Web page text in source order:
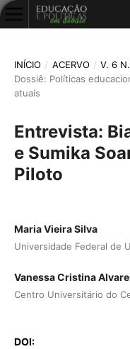
INÍCIO / ACERVO / V. 6
Dossiê: Políticas
atuais
Entrevista:
e Sumika
Piloto
Maria Vieira Silva
Universidade Federal de
Vanessa Cristina
Centro Universitário do
DOI: